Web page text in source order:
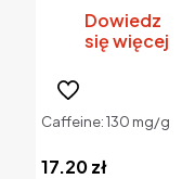
Dowiedz
się więcej
Caffeine: 130 mg/g
17.20zł